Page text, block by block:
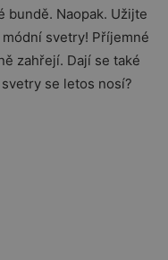
bundě. Naopak. Užijte
svetry! Příjemné
zahřejí. Dají se také
se letos nosí?